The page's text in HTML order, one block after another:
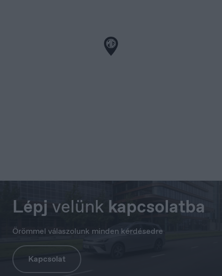
Serbia
Srpski
Lépj velünk kapcsolatba
Örömmel válaszolunk minden kérdésedre
Kapcsolat